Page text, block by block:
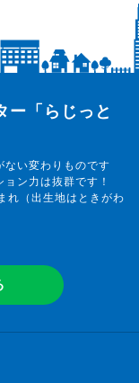
ー「らじっと
ない変わりものです
ン力は抜群です！
れ（出生地はときがわ